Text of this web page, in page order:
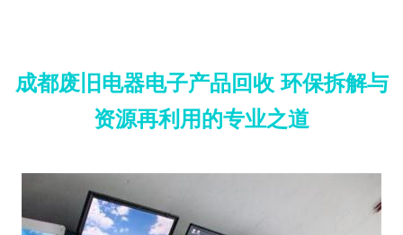
成都废旧电器电子产品回收 环保拆解与
资源再利用的专业之道